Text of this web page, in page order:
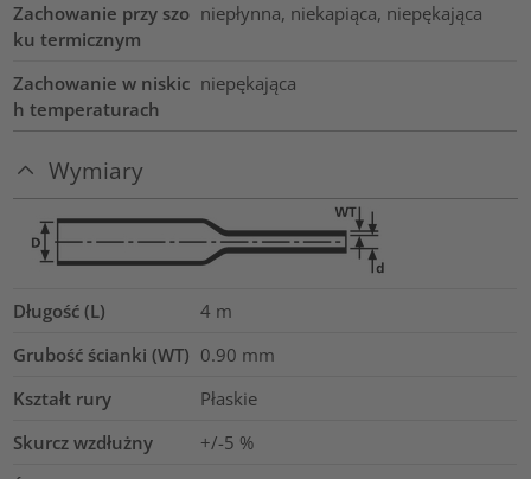
Zachowanie przy szo
ku termicznym
niepłynna, niekapiąca, niepękająca
Zachowanie w niskic
h temperaturach
niepękająca
Wymiary
Długość (L) 4 m
Grubość ścianki (WT) 0.90 mm
Kształt rury
Płaskie
Skurcz wzdłużny
+/-5 %